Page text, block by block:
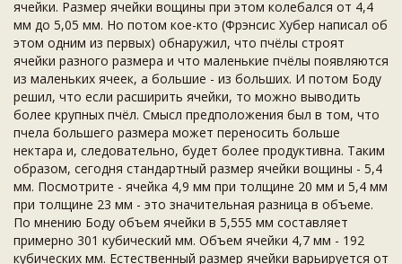
ячейки. Размер ячейки вощины при этом колебался от 4,4
мм до 5,05 мм. Но потом кое-кто (Фрэнсис Хубер написал об
этом одним из первых) обнаружил, что пчёлы строят
ячейки разного размера и что маленькие пчёлы появляются
из маленьких ячеек, а большие - из больших. И потом Боду
решил, что если расширить ячейки, то можно выводить
более крупных пчёл. Смысл предположения был в том, что
пчела большего размера может переносить больше
нектара и, следовательно, будет более продуктивна. Таким
образом, сегодня стандартный размер ячейки вощины - 5,4
мм. Посмотрите - ячейка 4,9 мм при толщине 20 мм и 5,4 мм
при толщине 23 мм - это значительная разница в объеме.
По мнению Боду объем ячейки в 5,555 мм составляет
примерно 301 кубический мм. Объем ячейки 4,7 мм - 192
кубических мм. Естественный размер ячейки варьируется от